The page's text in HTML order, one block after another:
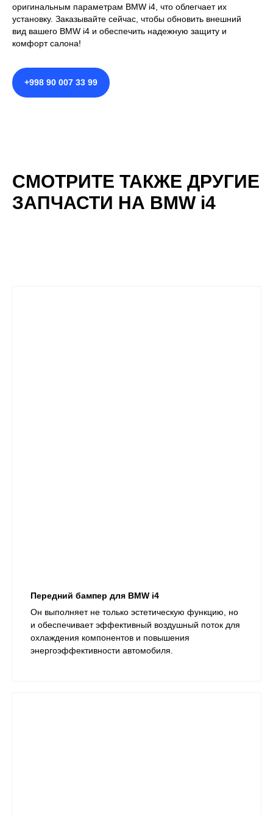
оригинальным параметрам BMW i4, что облегчает их
установку. Заказывайте сейчас, чтобы обновить внешний
вид вашего BMW i4 и обеспечить надежную защиту и
комфорт салона!
+998 90 007 33 99
СМОТРИТЕ ТАКЖЕ ДРУГИЕ
ЗАПЧАСТИ НА BMW i4
Передний бампер для BMW i4
Он выполняет не только эстетическую функцию, но
и обеспечивает эффективный воздушный поток для
охлаждения компонентов и повышения
энергоэффективности автомобиля.